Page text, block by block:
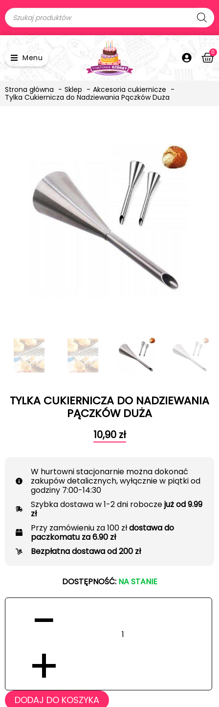
Menu
0
Strona główna Sklep
Akcesoria cukiernicze
Tylka Cukiernicza do Nadziewania Pączków Duża
TYLKA CUKIERNICZA DO NADZIEWANIA
PĄCZKÓW DUŻA
10,90 zł
W hurtowni stacjonarnie można dokonać
zakupów detalicznych, wyłącznie w piątki od
godziny 7:00-14:30
Szybka dostawa w 1-2 dni roboczejuż od 9.99
zł
Przy zamówieniu za 100 złdostawa do
paczkomatu za 6.90 zł
Bezpłatna dostawa od 200 zł
DOSTĘPNOŚĆ: NA STANIE
−
+
DODAJ DO KOSZYKA